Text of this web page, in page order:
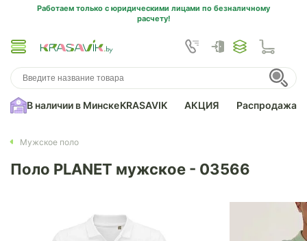
Работаем только с юридическими лицами по безналичному
расчету!
В наличии в МинскеKRASAVIK АКЦИЯ Распродажа
Мужское поло
Поло PLANET мужское - 03566